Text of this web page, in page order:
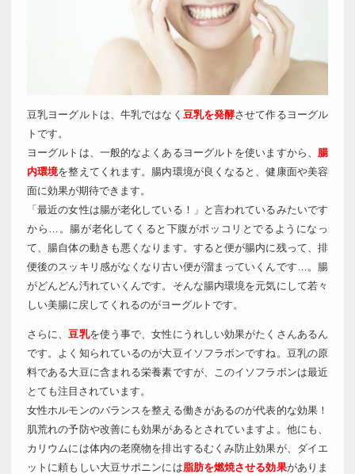
豆乳ヨーグルトは、牛乳ではなく 豆乳を発酵させて作るヨーグル
トです。
ヨーグルトは、一般的なよくあるヨーグルトを使いますから、
腸
内環境を整えてくれます。腸内環境が良くなると、健康面や美容
面に効果が期待できます。
「最近の女性は腸が老化している！」と言われているみたいです
から…。腸が老化してくると下腹がポッコリとでるようになっ
て、腸自体の動きも悪くなります。すると便が腸内に残って、排
便後のスッキリ感がなくなり古い便が溜まっていくんです…。腸
がどんどん汚れていくんです。そんな腸内環境を元気にして若々
しい美腸に戻してくれるのがヨーグルトです。
さらに、 豆乳を使う事で、女性にうれしい効果がたくさんあるん
です。よく知られているのが大豆イソフラボンですね。豆乳の原
料である大豆に含まれる栄養素ですが、このイソフラボンは最近
とても注目されています。
女性ホルモンのバランスを整える働きがあるのが代表的な効果！
肌荒れの予防や改善にも効果があるとされていますよ。他にも、
カリウムには体内の老廃物を排出するむくみ防止効果が、ダイエ
ットに頼もしい大豆サポニンには脂肪を燃焼させる効果がありま